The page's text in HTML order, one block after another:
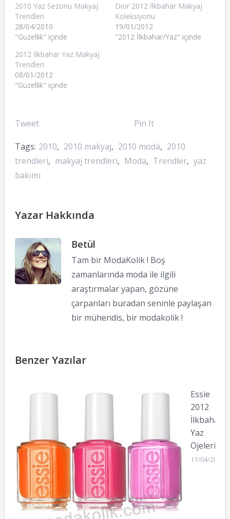
2010 Yaz Sezonu Makyaj
Trendleri
28/04/2010
"Güzellik" içinde
Dior 2012 İlkbahar Makyaj
Koleksiyonu
19/01/2012
"2012 İlkbahar/Yaz" içinde
2012 İlkbahar Yaz Makyaj
Trendleri
08/01/2012
"Güzellik" içinde
Tweet Pin It
Tags: 2010, 2010 makyaj, 2010 moda, 2010
trendleri, makyaj trendleri, Moda, Trendler, yaz
bakımı
Yazar Hakkında
Betül
Tam bir ModaKolik ! Boş
zamanlarında moda ile ilgili
araştırmalar yapan, gözüne
çarpanları buradan seninle paylaşan
bir mühendis, bir modakolik !
Benzer Yazılar
Essie
2012
İlkbahar
Yaz
Ojeleri
11/04/2012